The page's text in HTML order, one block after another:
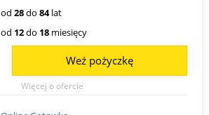
od 28do 84lat
od 12do 18 miesięcy
Więcej o ofercie
Weź pożyczkę